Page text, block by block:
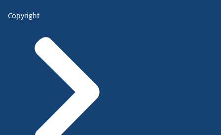
Copyright